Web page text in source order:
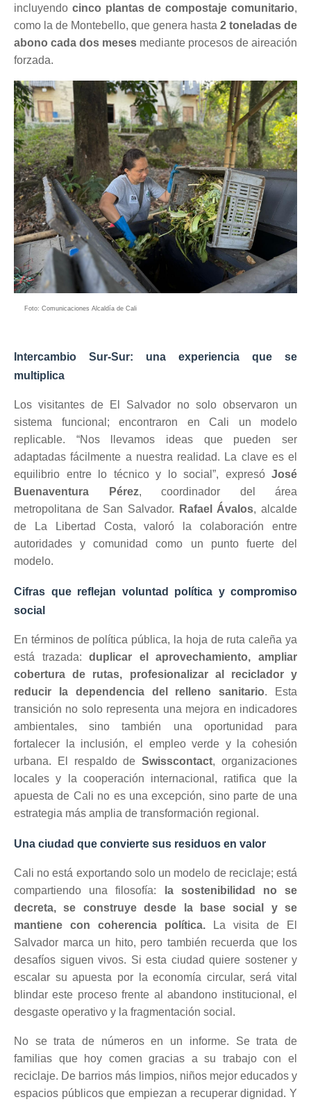
incluyendo cinco plantas de compostaje comunitario,
como la de Montebello, que genera hasta 2 toneladas de
abono cada dos meses mediante procesos de aireación
forzada.
Foto: Comunicaciones Alcaldía de Cali
Intercambio Sur-Sur: una experiencia que se
multiplica
Los visitantes de El Salvador no solo observaron un
sistema funcional; encontraron en Cali un modelo
replicable. “Nos llevamos ideas que pueden ser
adaptadas fácilmente a nuestra realidad. La clave es el
equilibrio entre lo técnico y lo social”, expresó José
Buenaventura Pérez, coordinador del área
metropolitana de San Salvador.
Rafael Ávalos, alcalde
de La Libertad Costa, valoró la colaboración entre
autoridades y comunidad como un punto fuerte del
modelo.
Cifras que reflejan voluntad política y compromiso
social
En términos de política pública, la hoja de ruta caleña ya
está trazada:duplicar el aprovechamiento, ampliar
cobertura de rutas, profesionalizar al reciclador y
reducir la dependencia del relleno sanitario. Esta
transición no solo representa una mejora en indicadores
ambientales, sino también una oportunidad para
fortalecer la inclusión, el empleo verde y la cohesión
urbana. El respaldo deSwisscontact, organizaciones
locales y la cooperación internacional, ratifica que la
apuesta de Cali no es una excepción, sino parte de una
estrategia más amplia de transformación regional.
Una ciudad que convierte sus residuos en valor
Cali no está exportando solo un modelo de reciclaje; está
compartiendo una filosofía:
la sostenibilidad no se
decreta, se construye desde la base social y se
mantiene con coherencia política. La visita de El
Salvador marca un hito, pero también recuerda que los
desafíos siguen vivos. Si esta ciudad quiere sostener y
escalar su apuesta por la economía circular, será vital
blindar este proceso frente al abandono institucional, el
desgaste operativo y la fragmentación social.
No se trata de números en un informe. Se trata de
familias que hoy comen gracias a su trabajo con el
reciclaje. De barrios más limpios, niños mejor educados y
espacios públicos que empiezan a recuperar dignidad. Y